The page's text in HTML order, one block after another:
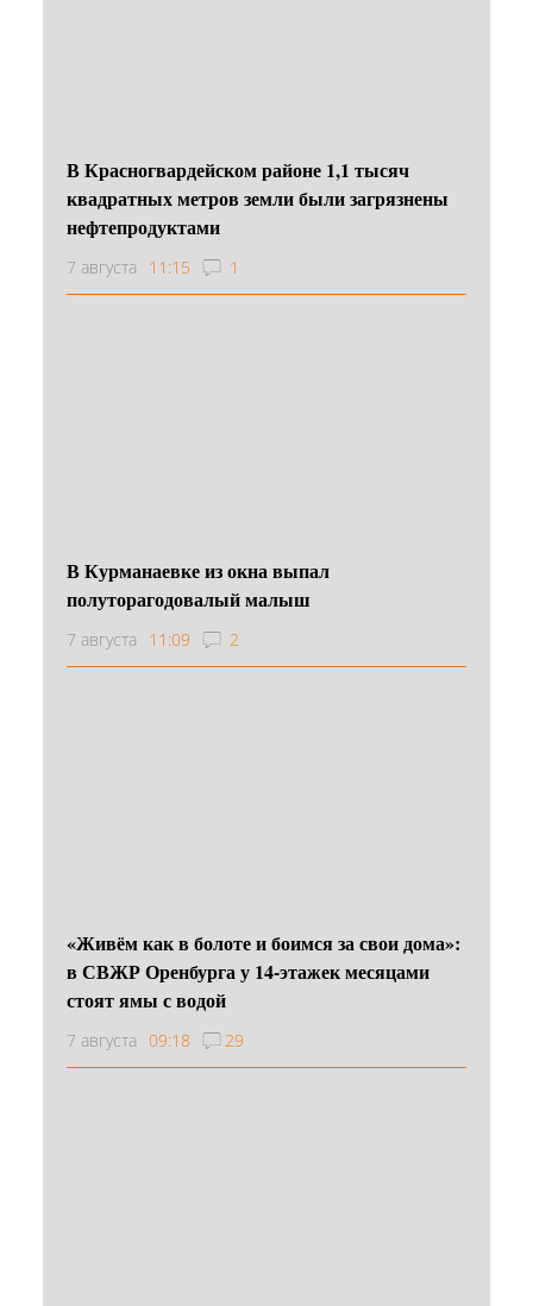
В Красногвардейском районе 1,1 тысяч
квадратных метров земли были загрязнены
нефтепродуктами
7 августа 11:15 1
В Курманаевке из окна выпал
полуторагодовалый малыш
7 августа 11:09 2
«Живём как в болоте и боимся за свои дома»:
в СВЖР Оренбурга у 14-этажек месяцами
стоят ямы с водой
7 августа 09:18 29